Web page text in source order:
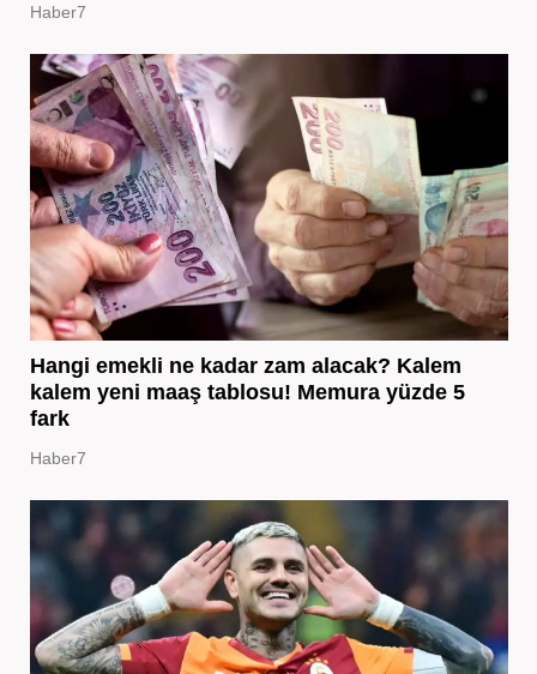
Haber7
Hangi emekli ne kadar zam alacak? Kalem
kalem yeni maaş tablosu! Memura yüzde 5
fark
Haber7